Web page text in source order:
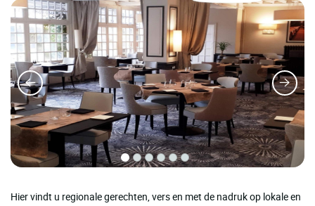
Hier vindt u regionale gerechten, vers en met de nadruk op lokale en